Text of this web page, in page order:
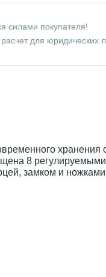
силами покупателя!
для юридических
хранения
8
замком и